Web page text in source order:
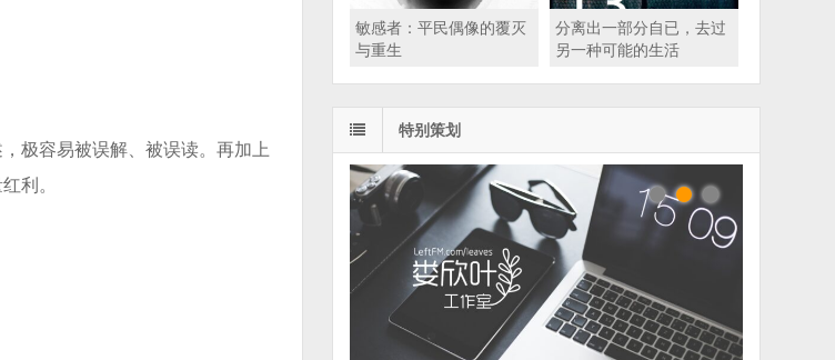
极容易被误解、被误读。再加上
利。
敏感者：平民偶像的覆灭
与重生
分离出一部分自已，去过
另一种可能的生活
特别策划